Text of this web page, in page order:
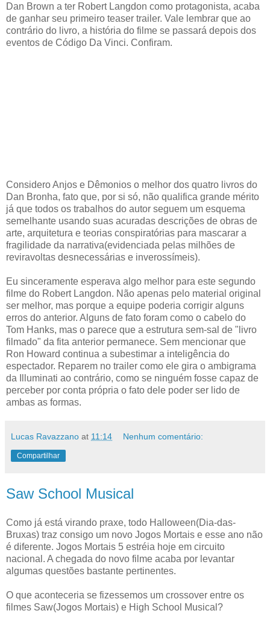
Dan Brown a ter Robert Langdon como protagonista, acaba
de ganhar seu primeiro teaser trailer. Vale lembrar que ao
contrário do livro, a história do filme se passará depois dos
eventos de Código Da Vinci. Confiram.
Considero Anjos e Dêmonios o melhor dos quatro livros do
Dan Bronha, fato que, por si só, não qualifica grande mérito
já que todos os trabalhos do autor seguem um esquema
semelhante usando suas acuradas descrições de obras de
arte, arquitetura e teorias conspiratórias para mascarar a
fragilidade da narrativa(evidenciada pelas milhões de
reviravoltas desnecessárias e inverossímeis).
Eu sinceramente esperava algo melhor para este segundo
filme do Robert Langdon. Não apenas pelo material original
ser melhor, mas porque a equipe poderia corrigir alguns
erros do anterior. Alguns de fato foram como o cabelo do
Tom Hanks, mas o parece que a estrutura sem-sal de "livro
filmado" da fita anterior permanece. Sem mencionar que
Ron Howard continua a subestimar a inteligência do
espectador. Reparem no trailer como ele gira o ambigrama
da Illuminati ao contrário, como se ninguém fosse capaz de
perceber por conta própria o fato dele poder ser lido de
ambas as formas.
Lucas Ravazzano at 11:14 Nenhum comentário:
Compartilhar
Saw School Musical
Como já está virando praxe, todo Halloween(Dia-das-
Bruxas) traz consigo um novo Jogos Mortais e esse ano não
é diferente. Jogos Mortais 5 estréia hoje em circuito
nacional. A chegada do novo filme acaba por levantar
algumas questões bastante pertinentes.
O que aconteceria se fizessemos um crossover entre os
filmes Saw(Jogos Mortais) e High School Musical?